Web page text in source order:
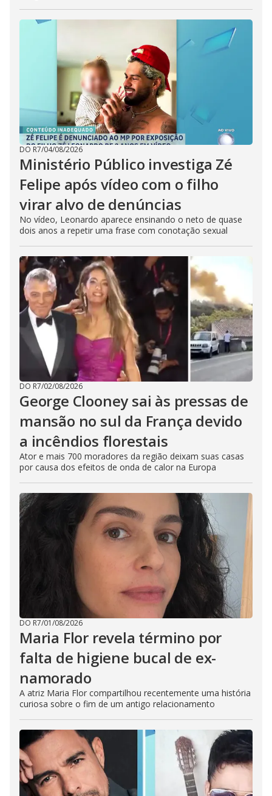
DO R7/04/08/2026
Ministério Público investiga Zé
Felipe após vídeo com o filho
virar alvo de denúncias
No vídeo, Leonardo aparece ensinando o neto de quase
dois anos a repetir uma frase com conotação sexual
DO R7/02/08/2026
George Clooney sai às pressas de
mansão no sul da França devido
a incêndios florestais
Ator e mais 700 moradores da região deixam suas casas
por causa dos efeitos de onda de calor na Europa
DO R7/01/08/2026
Maria Flor revela término por
falta de higiene bucal de ex-
namorado
A atriz Maria Flor compartilhou recentemente uma história
curiosa sobre o fim de um antigo relacionamento